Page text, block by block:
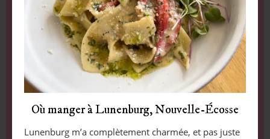
Où manger à Lunenburg, Nouvelle-Écosse
Lunenburg m’a complètement charmée, et pas juste